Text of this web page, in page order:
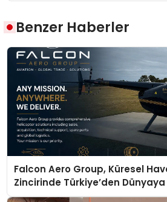
Benzer Haberler
Falcon Aero Group, Küresel
Zincirinde Türkiye’den Dünyaya